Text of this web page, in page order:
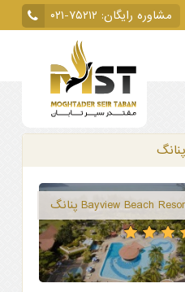
مشاوره رایگان: ۰۲۱-۷۵۲۱۲